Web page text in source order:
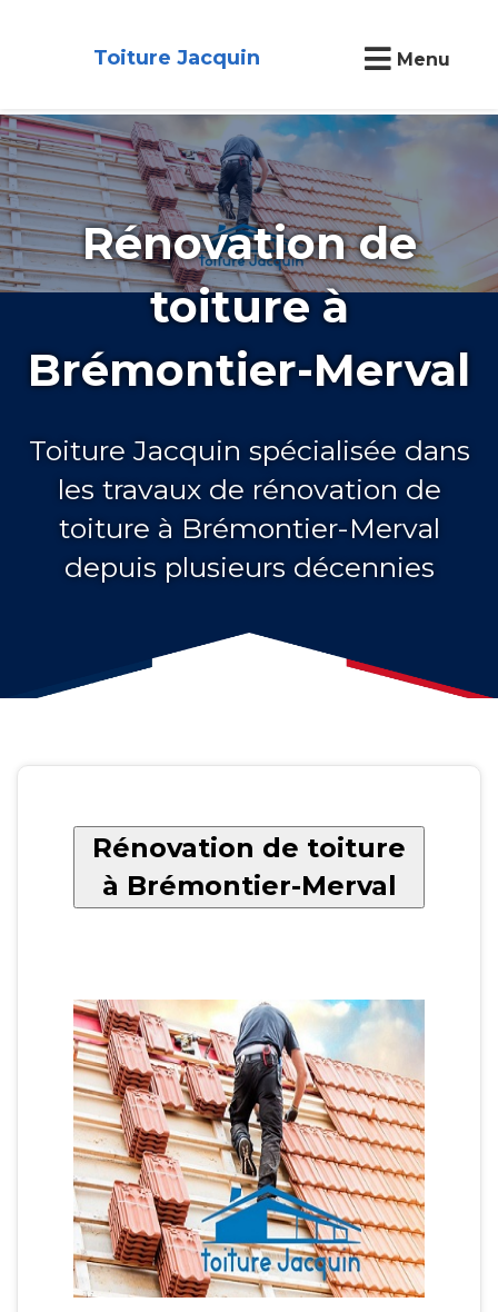
Toiture Jacquin Menu
Rénovation de
toiture à
Brémontier-Merval
Toiture Jacquin spécialisée dans
les travaux de rénovation de
toiture à Brémontier-Merval
depuis plusieurs décennies
Rénovation de toiture
à Brémontier-Merval